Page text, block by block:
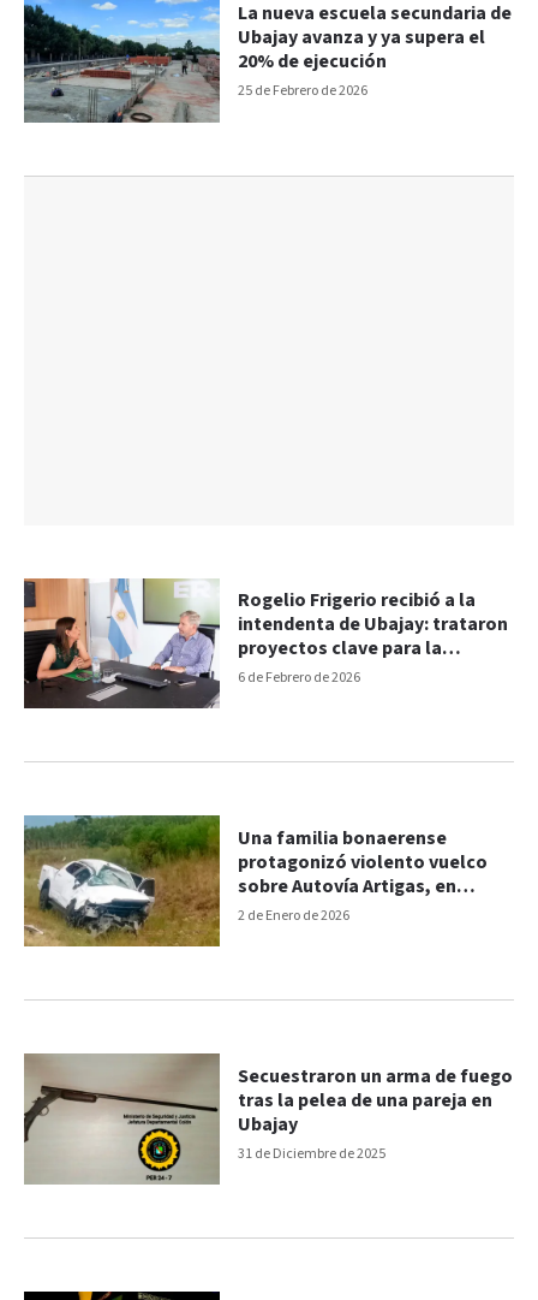
25 de Febrero de 2026
La nueva escuela secundaria de
Ubajay avanza y ya supera el
20% de ejecución
6 de Febrero de 2026
Rogelio Frigerio recibió a la
intendenta de Ubajay: trataron
proyectos clave para la
localidad
2 de Enero de 2026
Una familia bonaerense
protagonizó violento vuelco
sobre Autovía Artigas, en
Ubajay
31 de Diciembre de 2025
Secuestraron un arma de fuego
tras la pelea de una pareja en
Ubajay